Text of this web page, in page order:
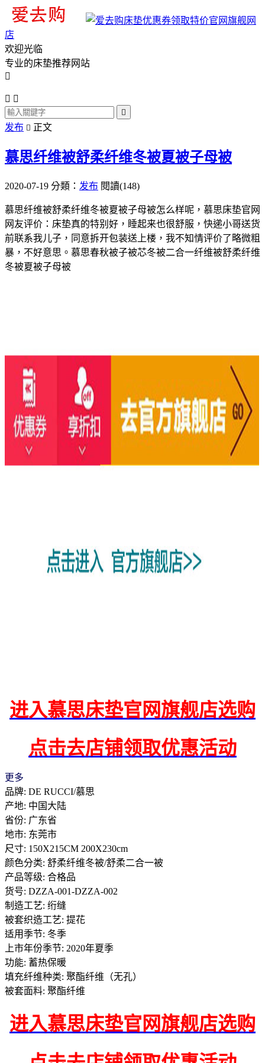
旗舰网
店
欢迎光临
专业的床垫推荐网站

 

发布  正文
慕思纤维被舒柔纤维冬被夏被子母被
2020-07-19 分類： 发布 閱讀(148)
慕思纤维被舒柔纤维冬被夏被子母被怎么样呢，慕思床垫官网
网友评价：床垫真的特别好，睡起来也很舒服，快递小哥送货
前联系我儿子，同意拆开包装送上楼，我不知情评价了略微粗
暴，不好意思。慕思春秋被子被芯冬被二合一纤维被舒柔纤维
冬被夏被子母被
进入慕思床垫官网旗舰店选购
点击去店铺领取优惠活动
更多
品牌: DE RUCCI/慕思
产地: 中国大陆
省份: 广东省
地市: 东莞市
尺寸: 150X215CM 200X230cm
颜色分类: 舒柔纤维冬被/舒柔二合一被
产品等级: 合格品
货号: DZZA-001-DZZA-002
制造工艺: 绗缝
被套织造工艺: 提花
适用季节: 冬季
上市年份季节: 2020年夏季
功能: 蓄热保暖
填充纤维种类: 聚酯纤维（无孔）
被套面料: 聚酯纤维
进入慕思床垫官网旗舰店选购